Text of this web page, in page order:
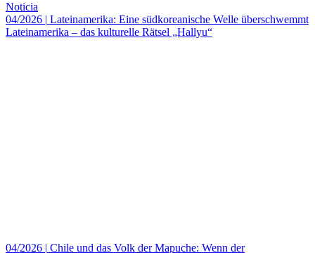
Noticia
04/2026 | Lateinamerika: Eine südkoreanische Welle überschwemmt
Lateinamerika – das kulturelle Rätsel „Hallyu“
04/2026 | Chile und das Volk der Mapuche: Wenn der